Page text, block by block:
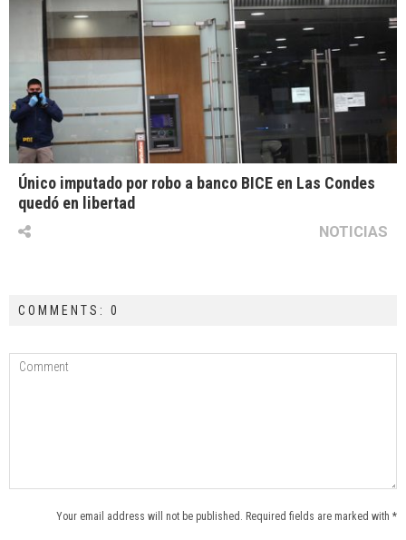
Único imputado por robo a banco BICE en Las Condes
quedó en libertad
NOTICIAS
COMMENTS: 0
Your email address will not be published. Required fields are marked with *